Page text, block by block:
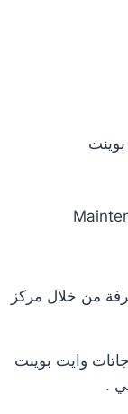
من خلال مركز
وايت بوينت
.